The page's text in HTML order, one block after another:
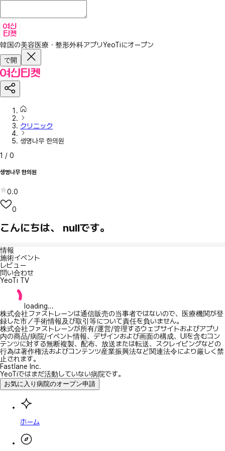
韓国の美容医療・整形外科アプリYeoTiにオープン
で開
クリニック
생명나무 한의원
1 / 0
생명나무 한의원
0.0
0
こんにちは、 nullです。
情報
施術イベント
レビュー
問い合わせ
YeoTi TV
loading...
株式会社ファストレーンは通信販売の当事者ではないので、医療機関が登
録した市／手術情報及び取引等について責任を負いません。
株式会社ファストレーンが所有/運営/管理するウェブサイトおよびアプリ
内の商品/病院/イベント情報、デザインおよび画面の構成、UIを含むコン
テンツに対する無断複製、配布、放送または転送、スクレイピングなどの
行為は著作権法およびコンテンツ産業振興法など関連法令により厳しく禁
止されます。
Fastlane Inc.
YeoTiではまだ活動していない病院です。
お気に入り病院のオープン申請
ホーム